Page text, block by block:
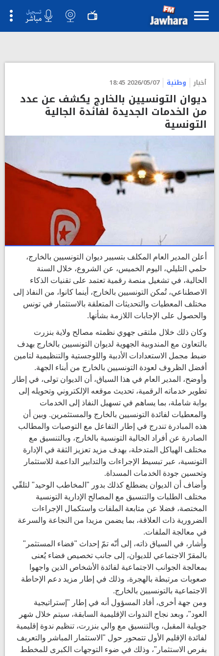
أخبار وطنية 2026/05/07 18:45
ديوان التونسيين بالخارج يكشف عن عدد
من الخدمات الجديدة لفائدة الجالية
التونسية
أعلن المدير العام المكلف بتسيير ديوان التونسيين بالخارج،
حلمي التليلي، اليوم الخميس، عن الشروع، خلال السنة
الحالية، في تشغيل منصة رقمية تعتمد على تقنيات الذكاء
الاصطناعي، تُمكن التونسيين بالخارج، أينما كانوا، من النفاذ إلى
مختلف المعطيات والتحديثات المتعلقة بالاستثمار في تونس
والحصول على الإجابات اللازمة بشأنها.
وكان ذلك خلال ملتقى جهوي نظمته مصالح ولاية بنزرت
بالتعاون مع المندوبية الجهوية لديوان التونسيين بالخارج بهدف
ضبط مجمل الاستعدادات الأدبية واللوجستية والتنظيمية لتامين
أفضل الظروف لعودة التونسيين بالخارج من أبناء الجهة.
وأوضح، المدير العام في هذا السياق، أن الديوان تولى، في إطار
تطوير خدماته الرقمية، تحديث موقعه الإلكتروني وتحويله إلى
بوابة شاملة، بما يساهم في تسهيل النفاذ إلى الخدمات
والمعطيات لفائدة التونسيين بالخارج والمستثمرين. وبين أن
هذه المبادرة تندرج في إطار التفاعل مع التوصيات والمطالب
الصادرة عن أفراد الجالية التونسية بالخارج، وبالتنسيق مع
مختلف الهياكل المتدخلة، بهدف مزيد تعزيز الثقة في الإدارة
التونسية، عبر تبسيط الإجراءات والتدابير الداعمة للاستثمار
وتحسين جودة الخدمات المسداة.
وأضاف أن الديوان يضطلع كذلك بدور "المخاطب الوحيد" لتلقّي
مختلف الطلبات والتنسيق مع المصالح الإدارية التونسية
المختصة، فضلا عن متابعة الملفات واستكمال الإجراءات
الضرورية ذات العلاقة، بما يضمن مزيدا من النجاعة والسرعة
في معالجة الملفات.
وأشار، في السياق ذاته، إلى أنّه تمّ إحداث "فضاء المستثمر"
بالمقرّ الاجتماعي للديوان، إلى جانب تخصيص فضاء يُعنى
بمعالجة الجوانب الاجتماعية لفائدة الأشخاص الذين واجهوا
صعوبات مرتبطة بالهجرة، وذلك في إطار مزيد دعم الإحاطة
الاجتماعية بالتونسيين بالخارج.
ومن جهة أخرى، أفاد المسؤول أنه في إطار "إستراتيجية
العود"، وبعد نجاح الندوات الإقليمية السابقة، سيتم خلال شهر
جويلية المقبل، وبالتنسيق مع والي بنزرت، تنظيم ندوة إقليمية
لفائدة الإقليم الأول تتمحور حول "الاستثمار المباشر والتعريف
بفرص الاستثمار"، وذلك في ضوء التوجهات الكبرى للمخطط